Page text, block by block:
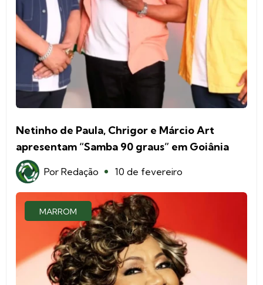
Netinho de Paula, Chrigor e Márcio Art
apresentam “Samba 90 graus” em Goiânia
Por Redação 10 de fevereiro
MARROM